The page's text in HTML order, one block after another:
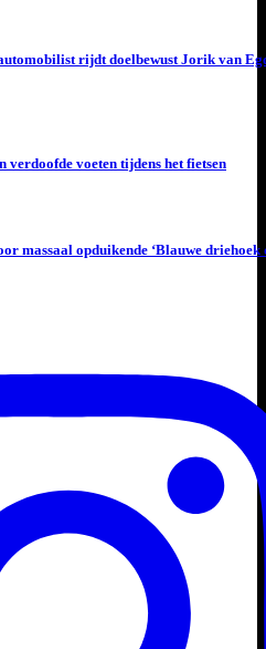
rijdt doelbewust Jorik van
verdoofde voeten tijdens het fietsen
massaal opduikende ‘Blauwe driehoek